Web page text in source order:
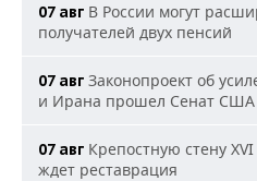
07 авг В России могут
получателей двух пенсий
07 авг Законопроект об
и Ирана прошел Сенат США
07 авг Крепостную стену
ждет реставрация